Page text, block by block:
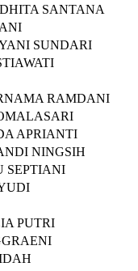
SANTANA
SUNDARI
RAMDANI
APRIANTI
NINGSIH
SEPTIANI
PUTRI